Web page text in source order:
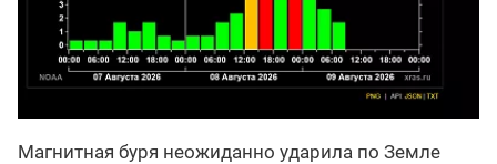
Магнитная буря неожиданно ударила по Земле